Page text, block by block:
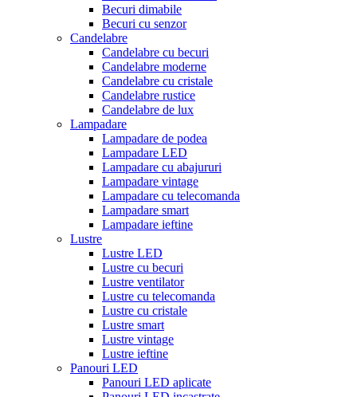
Becuri dimabile
Becuri cu senzor
Candelabre
Candelabre cu becuri
Candelabre moderne
Candelabre cu cristale
Candelabre rustice
Candelabre de lux
Lampadare
Lampadare de podea
Lampadare LED
Lampadare cu abajururi
Lampadare vintage
Lampadare cu telecomanda
Lampadare smart
Lampadare ieftine
Lustre
Lustre LED
Lustre cu becuri
Lustre ventilator
Lustre cu telecomanda
Lustre cu cristale
Lustre smart
Lustre vintage
Lustre ieftine
Panouri LED
Panouri LED aplicate